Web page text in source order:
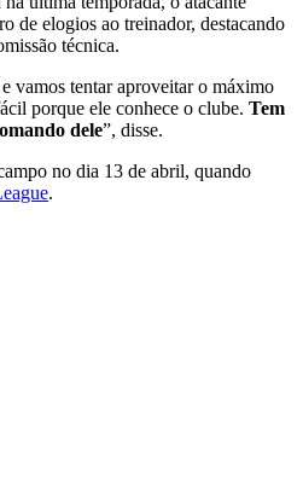
de elogios ao treinador, destacando
técnica.
vamos tentar aproveitar o máximo
porque ele conhece o clube. Tem
dele”, disse.
no dia 13 de abril, quando
.